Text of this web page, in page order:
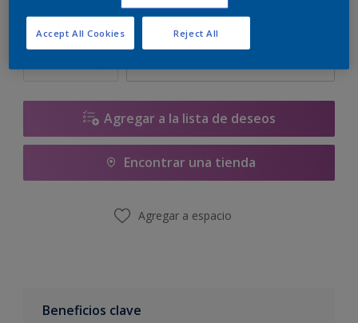
Cantidad Calculadora de pintura
Agregar a la lista de deseos
Encontrar una tienda
Agregar a espacio
Beneficios clave
Reject All
Accept All Cookies